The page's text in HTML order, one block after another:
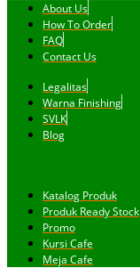
About Us
How To Order
FAQ
Contact Us
Legalitas
Warna Finishing
SVLK
Blog
Katalog Produk
Produk Ready Stock
Promo
Kursi Cafe
Meja Cafe